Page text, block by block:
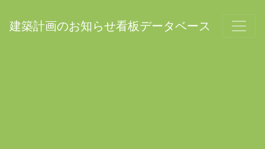
建築計画のお知らせ看板データベース